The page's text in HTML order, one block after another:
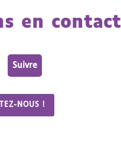
en contact
Suivre
NOUS !